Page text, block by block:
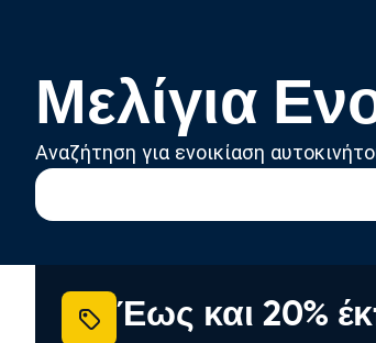
Μελίγια
Αναζήτηση για ενοικίαση
Έως και 20%